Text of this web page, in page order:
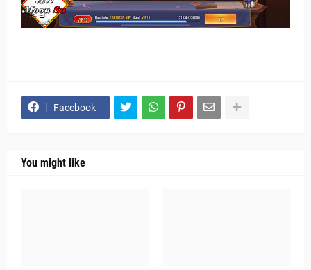
Facebook
You might like